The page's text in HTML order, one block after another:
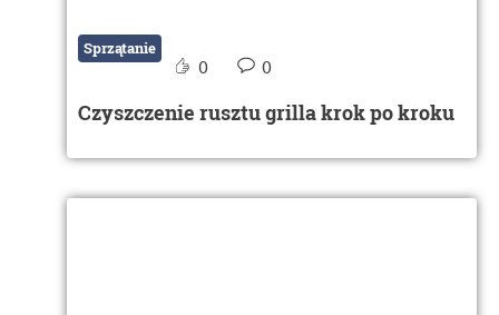
Sprzątanie
0 0
Czyszczenie rusztu grilla krok po kroku